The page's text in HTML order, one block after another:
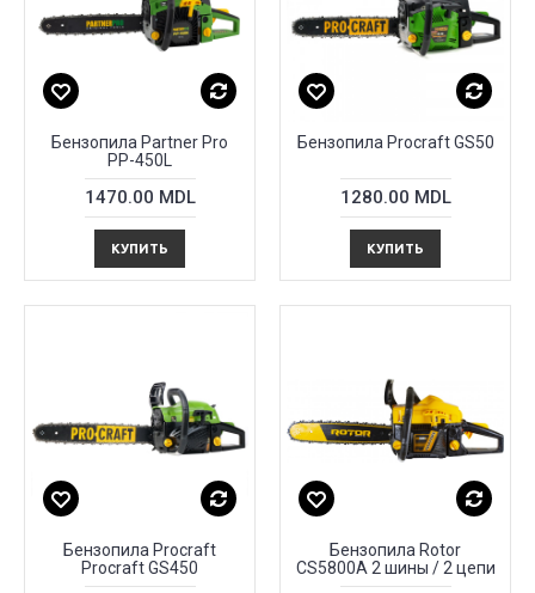
Бензопила Partner Pro
PP-450L
1470.00 MDL
КУПИТЬ
Бензопила Procraft GS50
1280.00 MDL
КУПИТЬ
Бензопила Procraft
Procraft GS450
Бензопила Rotor
CS5800A 2 шины / 2 цепи